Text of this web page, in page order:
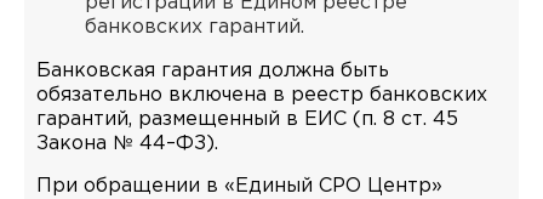
банковских гарантий.
Банковская гарантия должна быть
обязательно включена в реестр банковских
гарантий, размещенный в ЕИС (п. 8 ст. 45
Закона № 44–ФЗ).
При обращении в «Единый СРО Центр»